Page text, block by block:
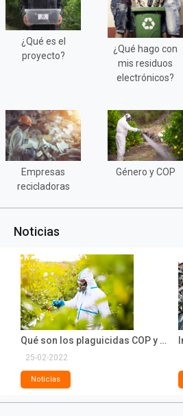
¿Qué es el
proyecto?
¿Qué hago con
mis residuos
electrónicos?
Empresas
recicladoras
Género y COP
Noticias
Qué son los plaguicidas COP y su manejo adecuado
25-02-2022
Noticias